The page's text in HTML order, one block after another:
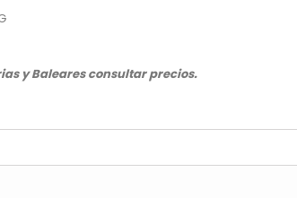
y Baleares consultar precios.